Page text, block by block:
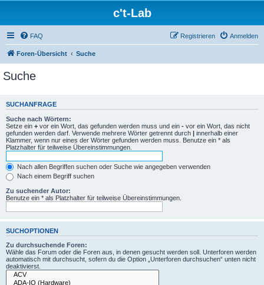
c't-Lab
FAQ Anmelden
Registrieren
Foren-Übersicht Suche
Suche
SUCHANFRAGE
Suche nach Wörtern:
Setze ein + vor ein Wort, das gefunden werden muss und ein - vor ein Wort, das nicht
gefunden werden darf. Verwende mehrere Wörter getrennt durch | innerhalb einer
Klammer, wenn nur eines der Wörter gefunden werden muss. Benutze ein * als
Platzhalter für teilweise Übereinstimmungen.
Nach allen Begriffen suchen oder Suche wie angegeben verwenden
Nach einem Begriff suchen
Zu suchender Autor:
Benutze ein * als Platzhalter für teilweise Übereinstimmungen.
SUCHOPTIONEN
Zu durchsuchende Foren:
Wähle das Forum oder die Foren aus, in denen gesucht werden soll. Unterforen werden
automatisch mit durchsucht, sofern du die Option „Unterforen durchsuchen“ unten nicht
deaktivierst.